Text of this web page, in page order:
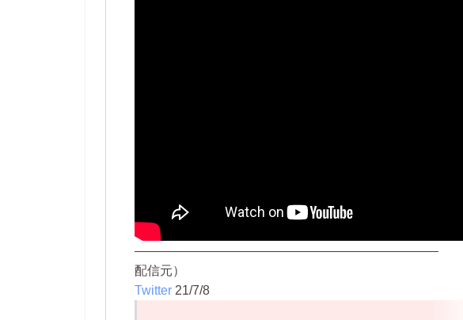
————————————————————————
配信元）
Twitter 21/7/8